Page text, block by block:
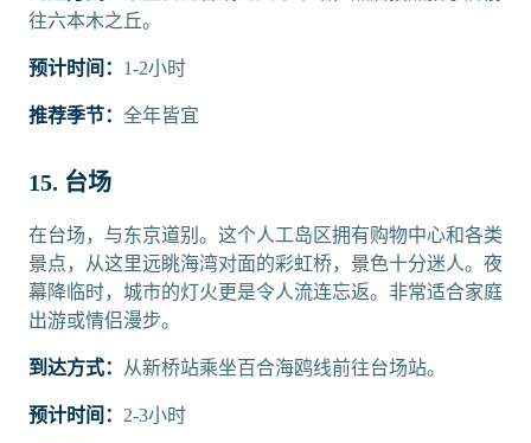
往六本木之丘。
预计时间： 1-2小时
推荐季节： 全年皆宜
15. 台场
在台场，与东京道别。这个人工岛区拥有购物中心和各类
景点，从这里远眺海湾对面的彩虹桥，景色十分迷人。夜
幕降临时，城市的灯火更是令人流连忘返。非常适合家庭
出游或情侣漫步。
到达方式： 从新桥站乘坐百合海鸥线前往台场站。
预计时间： 2-3小时